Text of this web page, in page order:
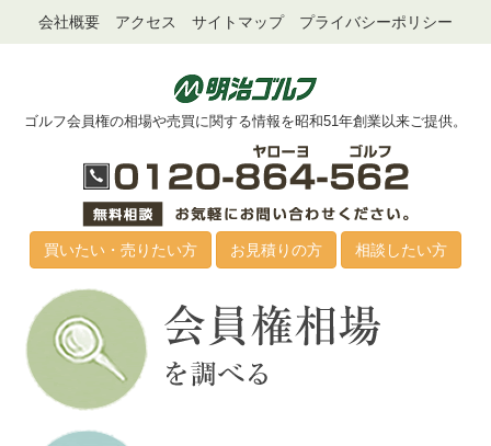
会社概要 アクセス サイトマップ プライバシーポリシー
ゴルフ会員権の相場や売買に関する情報を昭和51年創業以来ご提供。
買いたい・売りたい方 お見積りの方 相談したい方